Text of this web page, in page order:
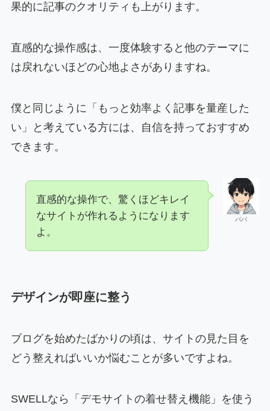
果的に記事のクオリティも上がります。
直感的な操作感は、一度体験すると他のテーマに
は戻れないほどの心地よさがありますね。
僕と同じように「もっと効率よく記事を量産した
い」と考えている方には、自信を持っておすすめ
できます。
パパ
直感的な操作で、驚くほどキレイ
なサイトが作れるようになります
よ。
デザインが即座に整う
ブログを始めたばかりの頃は、サイトの見た目を
どう整えればいいか悩むことが多いですよね。
SWELLなら「デモサイトの着せ替え機能」を使う